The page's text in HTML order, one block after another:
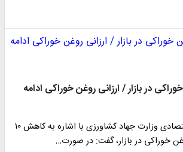
در بازار / ارزانی روغن خوراکی ادامه
معاون برنامه‌ریزی و اقتصادی وزارت جهاد کشاورزی با اشاره به کاهش ۱۰